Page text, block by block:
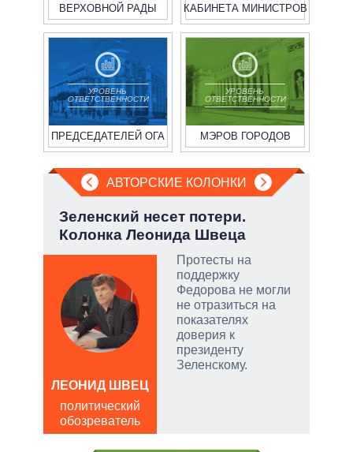
ВЕРХОВНОЙ РАДЫ КАБИНЕТА МИНИСТРОВ
УРОВЕНЬ
ОТВЕТСТВЕННОСТИ
ПРЕДСЕДАТЕЛЕЙ ОГА
УРОВЕНЬ
ОТВЕТСТВЕННОСТИ
МЭРОВ ГОРОДОВ
АВТОРСКИЕ КОЛОНКИ
Зеленский несет потери.
Колонка Леонида Швеца
Протесты на
поддержку
Федорова не могли
не отразиться на
показателях
доверия к
президенту
Зеленскому.
ЛЕОНИД ШВЕЦ
политический
обозреватель